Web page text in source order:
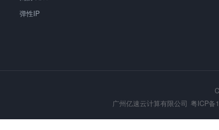
弹性IP
广州亿速云计算有限公司 粤ICP备